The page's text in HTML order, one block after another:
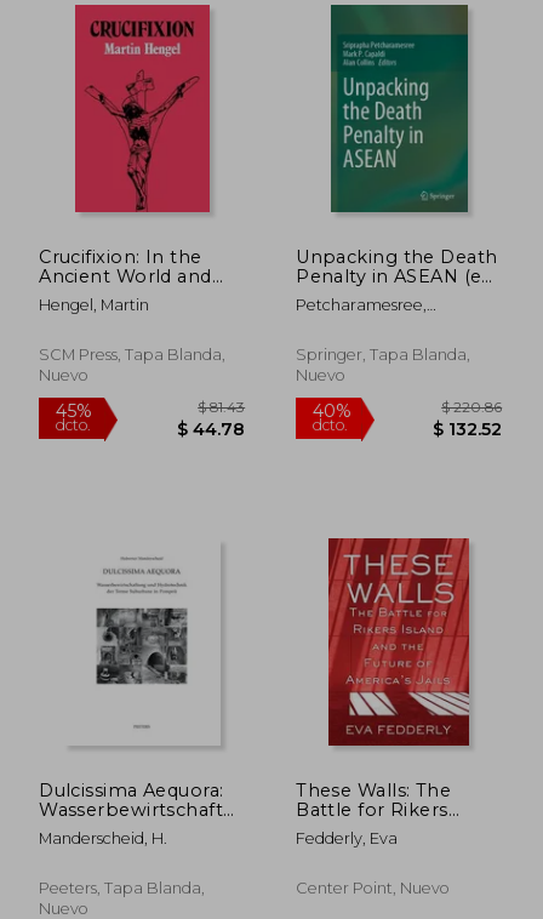
45%
dcto.
45%
dcto.
Crucifixion: In the
Ancient World and
the Folly of the Cross
(en Inglés)
Hengel, Martin
SCM Press, Tapa Blanda,
Nuevo
45%
Unpacking the Death
Penalty in ASEAN (en
Inglés)
Petcharamesree,
P. ; Collins, Alan
Springer, Tapa Blanda,
Nuevo
40%
dcto.
Dulcissima Aequora:
Wasserbewirtschaftung
Und Hydrotechnik
Der Terme
Pompeii (en Alemán)
Manderscheid, H.
Peeters, Tapa Blanda,
Nuevo
These Walls: The
Battle for Rikers
Island and the Future
of America's Jails (en
Fedderly, Eva
Center Point, Nuevo